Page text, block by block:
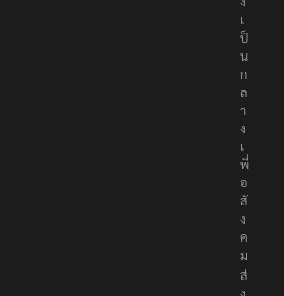
ต้
อ
ง
เ
ป็
น
ก
ล
า
ง
เ
พื่
อ
สั
ง
ค